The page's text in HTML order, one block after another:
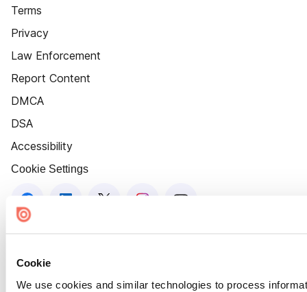
Cookie
We use cookies and similar technologies to process
Terms
Privacy
Law Enforcement
Report Content
DMCA
DSA
Accessibility
Cookie Settings